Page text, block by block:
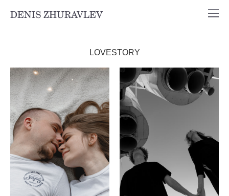
DENIS ZHURAVLEV
LOVESTORY